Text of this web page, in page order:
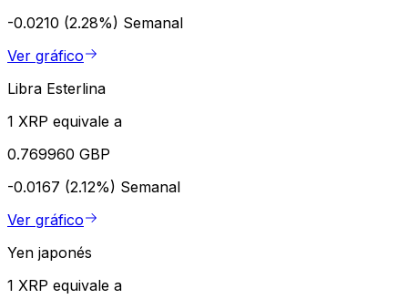
-0.0210 (2.28%) Semanal
Ver gráfico
Libra Esterlina
1 XRP equivale a
0.769960 GBP
-0.0167 (2.12%) Semanal
Ver gráfico
Yen japonés
1 XRP equivale a